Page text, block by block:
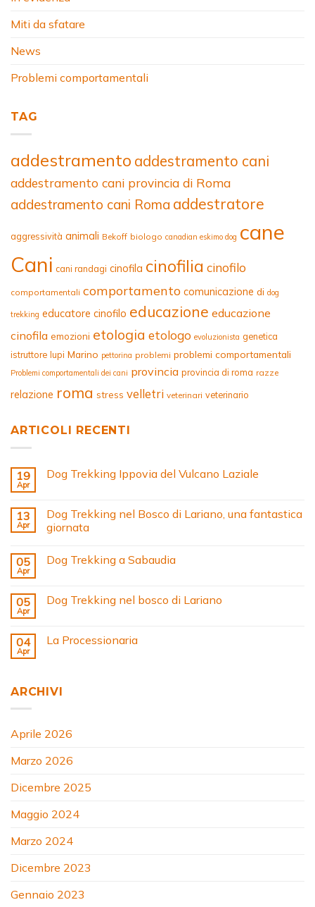
Miti da sfatare
News
Problemi comportamentali
TAG
addestramento addestramento cani
addestramento cani provincia di Roma
addestramento cani Roma addestratore
aggressività animali Bekoff biologo canadian eskimo dog cane
Cani cani randagi cinofila cinofilia cinofilo
comportamentali comportamento comunicazione di dog
trekking educatore cinofilo educazione educazione
cinofila emozioni etologia etologo evoluzionista genetica
istruttore lupi Marino pettorina problemi problemi comportamentali
Problemi comportamentali dei cani provincia provincia di roma razze
relazione roma stress velletri veterinari veterinario
ARTICOLI RECENTI
19
Apr
Dog Trekking Ippovia del Vulcano Laziale
13
Apr
Dog Trekking nel Bosco di Lariano, una fantastica
giornata
05
Apr
Dog Trekking a Sabaudia
05
Apr
Dog Trekking nel bosco di Lariano
04
Apr
La Processionaria
ARCHIVI
Aprile 2026
Marzo 2026
Dicembre 2025
Maggio 2024
Marzo 2024
Dicembre 2023
Gennaio 2023